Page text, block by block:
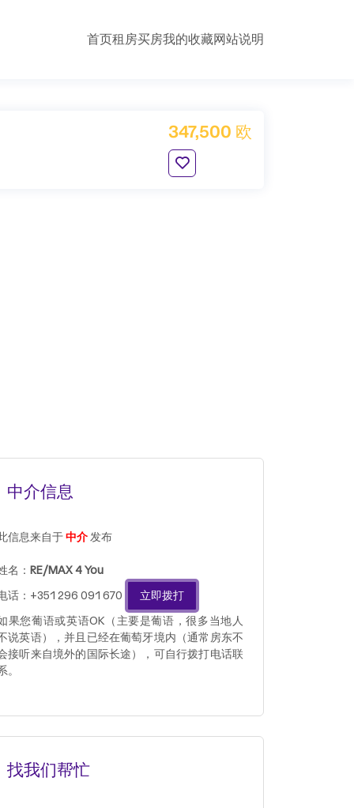
首页租房买房我的收藏网站说明
347,500 欧
中介信息
信息来自于中介发布
名： RE/MAX 4 You
话：+351 296 091 670
立即拨打
果您葡语或英语OK（主要是葡语，很多当地人
说英语），并且已经在葡萄牙境内（通常房东不
接听来自境外的国际长途），可自行拨打电话联
。
找我们帮忙